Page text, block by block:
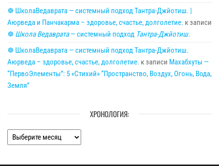
☸ ШколаВедаврата — системный подход Тантра-Джйотиш. |
Аюрведа и Панчакарма – здоровье, счастье, долголетие. к записи
☸ Школа Ведаврата— системный подход Тантра-Джйотиш.
☸ ШколаВедаврата — системный подход Тантра-Джйотиш.
Аюрведа – здоровье, счастье, долголетие. к записи Махабхуты —
“ПервоЭлементы”: 5 «Стихий» “Пространство, Воздух, Огонь, Вода,
Земля”
ХРОНОЛОГИЯ:
Хронология: